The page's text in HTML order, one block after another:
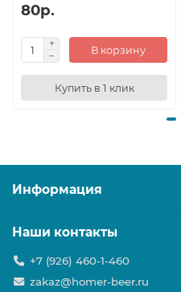
80р.
В корзину
Купить в 1 клик
Информация
Наши контакты
+7 (926) 460-1-460
zakaz@homer-beer.ru